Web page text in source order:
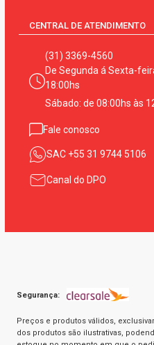
CENTRAL DE ATENDIMENTO
(31) 3369-4560
De Segunda á Sexta-
18:00hs
Sábado: de 08:00hs às
Fale conosco
SAC +55 31 9744 5106
Canal do DPO
Segurança:
Preços e produtos válidos,
dos produtos são ilustrativas,